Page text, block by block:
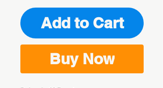
Add to Cart
Buy Now